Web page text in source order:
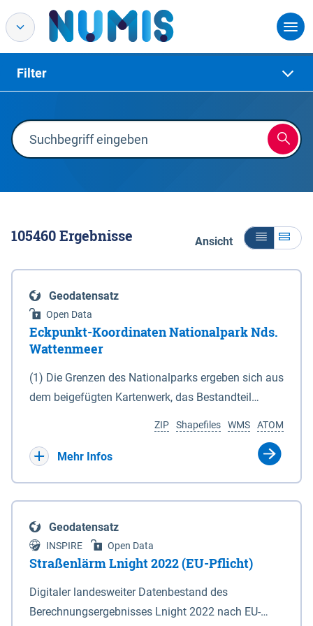
Filter
105460Ergebnisse Ansicht
Geodatensatz
Open Data
Eckpunkt-Koordinaten Nationalpark Nds.
Wattenmeer
(1) Die Grenzen des Nationalparks ergeben sich aus
dem beigefügten Kartenwerk, das Bestandteil
(DTK) im Maßstab 1 : 100 000 (Anlage 2), 2.
verkleinerte Amtliche Karte 1 : 5 000 (AK5) im
projizierte Koordinaten im Europäischen
Terrestrischen Referenzsystem 1989 (ETRS 89) mit
der Universalen Transversalen Mercator-Abbildung
bezogen auf die Zone 32 N (UTM 32N) dargestellt
(Anlage 4); Gleiches gilt für die geografischen
ATOM
WMS
Shapefiles
ZIP
Mehr Infos
Geodatensatz
INSPIRE Open Data
Straßenlärm Lnight 2022 (EU-Pflicht)
Digitaler landesweiter Datenbestand des
Berechnungsergebnisses Lnight 2022 nach EU-